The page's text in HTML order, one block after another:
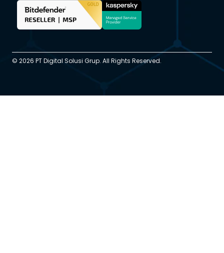
© 2026 PT Digital Solusi Grup. All Rights Reserved.